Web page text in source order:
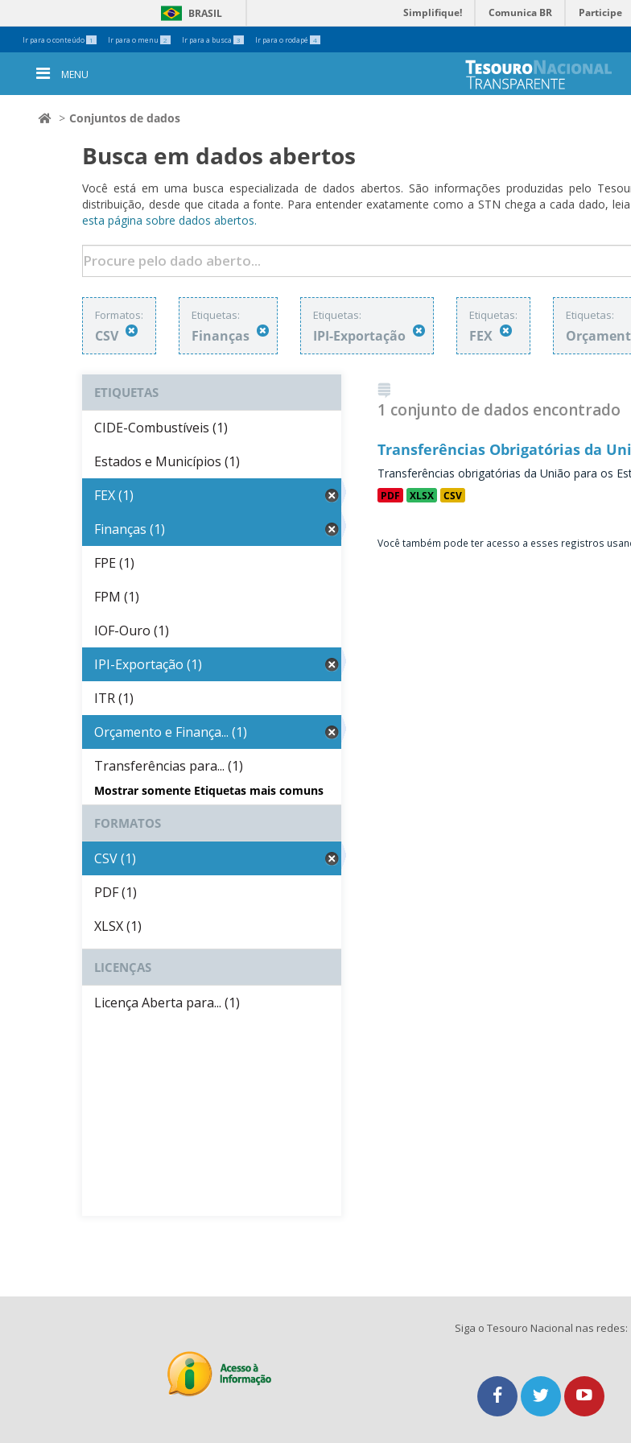
Ir para o conteúdo 1 Ir para o menu 2 Ir para a busca 3 Ir para o rodapé 4
BRASIL Simplifique! Comunica BR Participe
Ferramentas
Pessoais
MENU
Conjuntos de dados
Busca em dados abertos
Você está em uma busca especializada de dados abertos. São informações produzidas pelo
distribuição, desde que citada a fonte. Para entender exatamente como a STN chega a cada dado,
esta página sobre dados abertos.
Formatos:
CSV
Etiquetas:
Finanças
Etiquetas:
IPI-Exportação
Etiquetas:
FEX
Etiquetas:
1 conjunto de dados encontrado
Transferências Obrigatórias da
Transferências obrigatórias da União para os
PDF XLSX CSV
Você também pode ter acesso a esses registros
ETIQUETAS
CIDE-Combustíveis (1)
Estados e Municípios (1)
FEX (1)
Finanças (1)
FPE (1)
FPM (1)
IOF-Ouro (1)
IPI-Exportação (1)
ITR (1)
Orçamento e Finança... (1)
Transferências para... (1)
Mostrar somente Etiquetas mais comuns
FORMATOS
CSV (1)
PDF (1)
XLSX (1)
LICENÇAS
Licença Aberta para... (1)
Siga o Tesouro Nacional nas redes: